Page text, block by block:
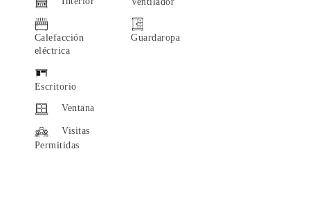
Calefacción
eléctrica
Escritorio
Ventana
Visitas
Permitidas
Guardaropa